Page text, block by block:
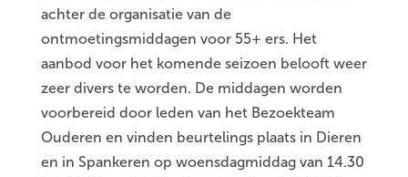
achter de organisatie van de
ontmoetingsmiddagen voor 55+ ers. Het
aanbod voor het komende seizoen belooft weer
zeer divers te worden. De middagen worden
voorbereid door leden van het Bezoekteam
Ouderen en vinden beurtelings plaats in Dieren
en in Spankeren op woensdagmiddag van 14.30